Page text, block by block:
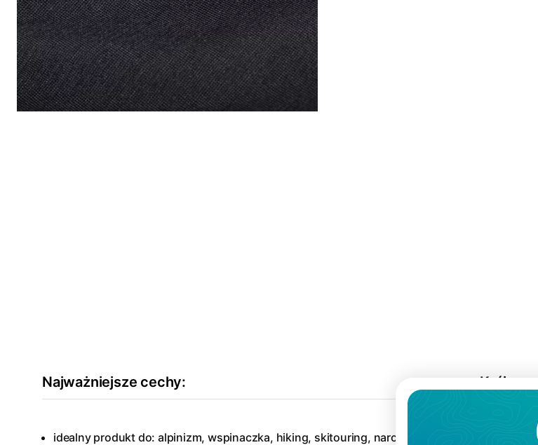
Najważniejsze cechy:
idealny produkt do: alpinizm, wspinaczka, hiking, skitouring, narciarstwo, via
Krój